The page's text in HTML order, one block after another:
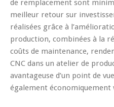
de remplacement sont
meilleur retour sur
réalisées grâce à
production, combinées à la
coûts de maintenance,
CNC dans un atelier de
avantageuse d’un point de
également économiquement